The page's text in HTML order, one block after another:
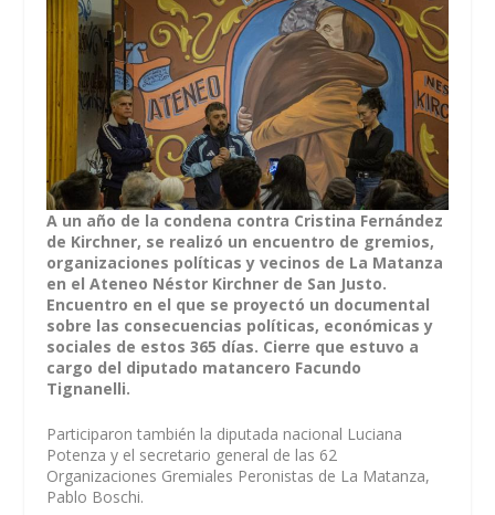
A un año de la condena contra Cristina Fernández
de Kirchner, se realizó un encuentro de gremios,
organizaciones políticas y vecinos de La Matanza
en el Ateneo Néstor Kirchner de San Justo.
Encuentro en el que se proyectó un documental
sobre las consecuencias políticas, económicas y
sociales de estos 365 días. Cierre que estuvo a
cargo del diputado matancero Facundo
Tignanelli.
Participaron también la diputada nacional Luciana
Potenza y el secretario general de las 62
Organizaciones Gremiales Peronistas de La Matanza,
Pablo Boschi.